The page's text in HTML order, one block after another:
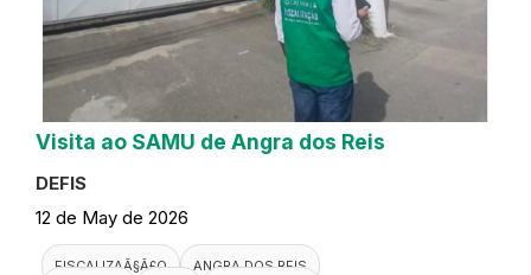
Visita ao SAMU de Angra dos Reis
DEFIS
12 de May de 2026
FISCALIZAÃ§Ã£O
ANGRA DOS REIS